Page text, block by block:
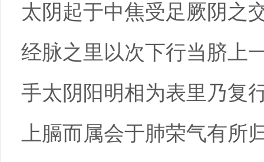
太阴起于中焦受足厥阴之
经脉之里以次下行当脐上
手太阴阳明相为表里乃复
上膈而属会于肺荣气有所